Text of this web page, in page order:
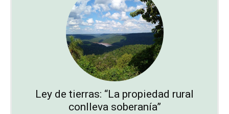
Ley de tierras: “La propiedad rural
conlleva soberanía”